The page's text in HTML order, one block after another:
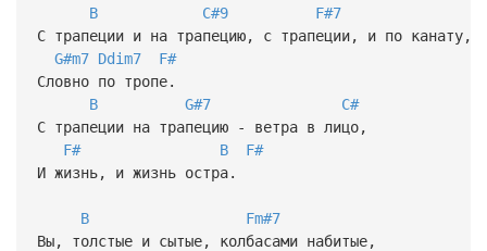
B
C#9
F#7
С трапеции и на трапецию, с трапеции, и по канату,
G#m7 Ddim7
F#
Словно по тропе.
B
G#7
C#
С трапеции на трапецию - ветра в лицо,
F#
B
F#
И жизнь, и жизнь остра.
B
Fm#7
Вы, толстые и сытые, колбасами набитые,